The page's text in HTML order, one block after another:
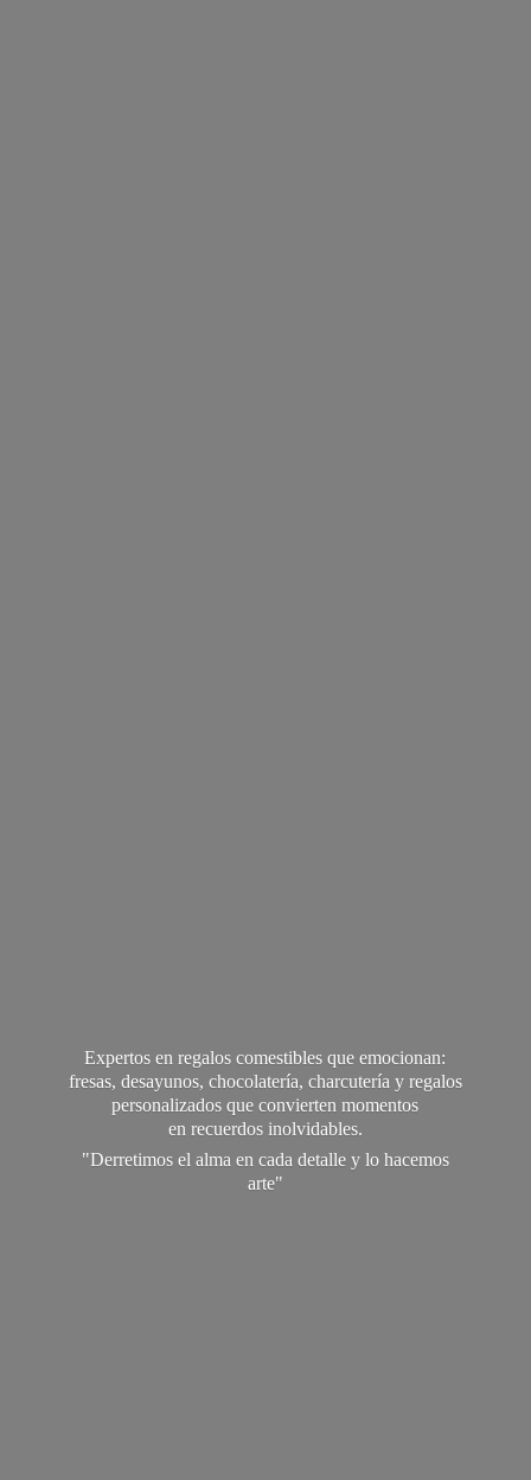
Expertos en regalos comestibles que emocionan:
fresas, desayunos, chocolatería, charcutería y regalos
personalizados que convierten momentos
en recuerdos inolvidables.
"Derretimos el alma en cada detalle y lo hacemos
arte"